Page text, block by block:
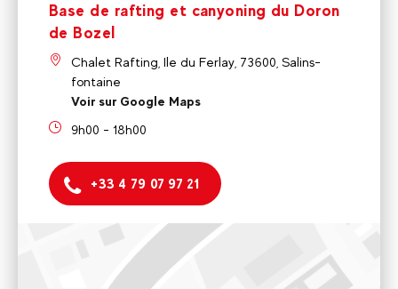
Base de rafting et canyoning du Doron
de Bozel
Chalet Rafting, Ile du Ferlay, 73600, Salins-
fontaine
Voir sur Google Maps
9h00 - 18h00
+33 4 79 07 97 21
58 Passage Lucas Curton, VALLANDRY, 73210 Landry,